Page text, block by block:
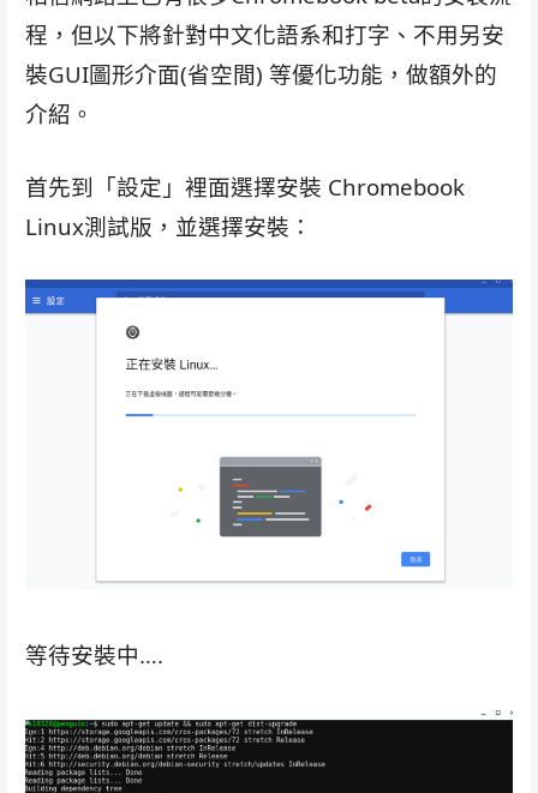
程，但以下將針對中文化語系和打字、不用另安
裝GUI圖形介面(省空間) 等優化功能，做額外的
介紹。
首先到「設定」裡面選擇安裝 Chromebook
Linux測試版，並選擇安裝：
等待安裝中….